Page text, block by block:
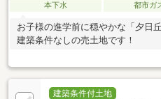
本下水
都市ガ
お子様の進学前に穏やかな「夕日
建築条件なしの売土地です！
建築条件付土地